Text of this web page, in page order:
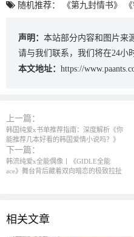
随机推荐： 《第九封情书》
声明： 本站部分内容和图片来
请与我们联系，我们将在24小
本文地址： https://
上一篇：
韩国纯爱x书单推荐指南：深度解析《你
能推荐几本好看的韩国爱情小说吗？》‌
下一篇：
韩流纯爱x全能偶像丨《GIDLE全能
ace》舞台背后藏着双向暗恋的极致拉扯
相关文章